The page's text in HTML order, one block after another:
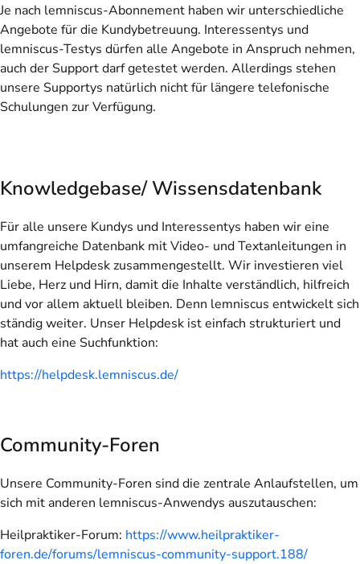
Je nach lemniscus-Abonnement haben wir unterschiedliche
Angebote für die Kundybetreuung. Interessentys und
lemniscus-Testys dürfen alle Angebote in Anspruch nehmen,
auch der Support darf getestet werden. Allerdings stehen
unsere Supportys natürlich nicht für längere telefonische
Schulungen zur Verfügung.
Knowledgebase/ Wissensdatenbank
Für alle unsere Kundys und Interessentys haben wir eine
umfangreiche Datenbank mit Video- und Textanleitungen in
unserem Helpdesk zusammengestellt. Wir investieren viel
Liebe, Herz und Hirn, damit die Inhalte verständlich, hilfreich
und vor allem aktuell bleiben. Denn lemniscus entwickelt sich
ständig weiter. Unser Helpdesk ist einfach strukturiert und
hat auch eine Suchfunktion:
https://helpdesk.lemniscus.de/
Community-Foren
Unsere Community-Foren sind die zentrale Anlaufstellen, um
sich mit anderen lemniscus-Anwendys auszutauschen:
Heilpraktiker-Forum: https://www.heilpraktiker-
foren.de/forums/lemniscus-community-support.188/